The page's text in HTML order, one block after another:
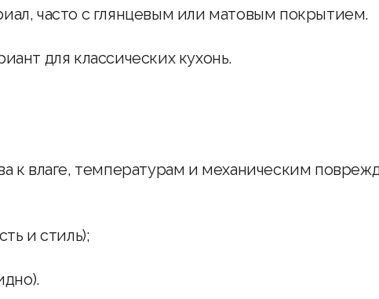
часто с глянцевым или матовым покрытием.
для классических кухонь.
к влаге, температурам и механическим
и стиль);